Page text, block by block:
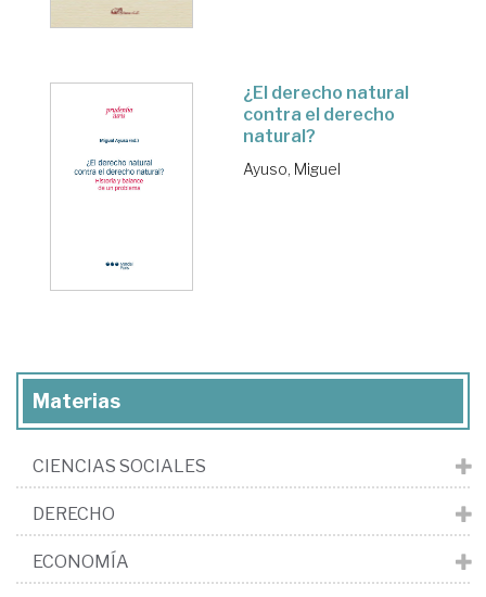
¿El derecho natural
contra el derecho
natural?
Ayuso, Miguel
Materias
CIENCIAS SOCIALES
DERECHO
ECONOMÍA